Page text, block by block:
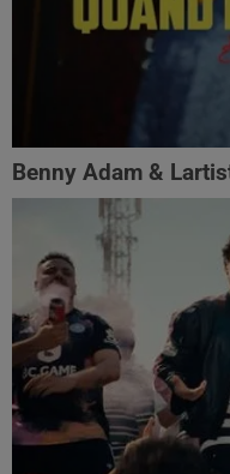
Benny Adam &